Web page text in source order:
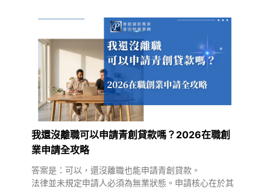
我還沒離職可以申請青創貸款嗎？2026在職創
業申請全攻略
答案是：可以，還沒離職也能申請青創貸款。
法律並未規定申請人必須為無業狀態。申請核心在於其